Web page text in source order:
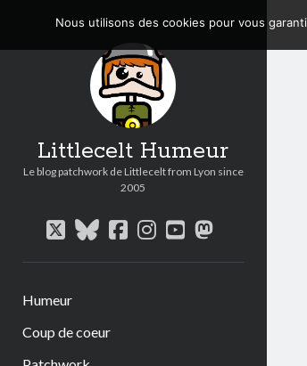
Littlecelt Humeur
Le blog patchwork de Littlecelt from Lyon since
2005
twitterbluesky
facebook
instagram
youtube
mastodon
Humeur
Coup de coeur
Nous utilisons des cookies pour vous